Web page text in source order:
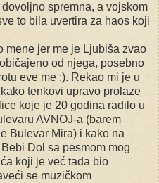
spremna, a vojskom
to bila uvertira za haos koji
mene jer me je Ljubiša zvao
od njega, posebno
eve me :). Rekao mi je u
tenkovi upravo prolaze
koje je 20 godina radilo u
AVNOJ-a (barem
Bulevar Mira) i kako na
Dol sa pesmom mog
koji je već tada bio
se muzičkom